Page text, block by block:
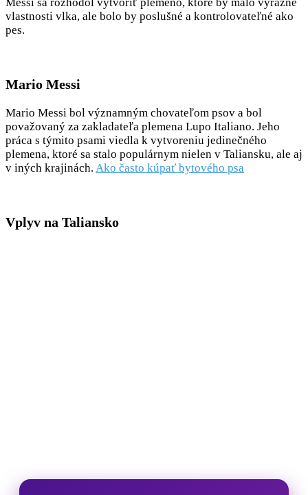
Messi sa rozhodol vytvoriť plemeno, ktoré by malo výrazné
vlastnosti vlka, ale bolo by poslušné a kontrolovateľné ako
pes.
Mario Messi
Mario Messi bol významným chovateľom psov a bol
považovaný za zakladateľa plemena Lupo Italiano. Jeho
práca s týmito psami viedla k vytvoreniu jedinečného
plemena, ktoré sa stalo populárnym nielen v Taliansku, ale aj
v iných krajinách. Ako často kúpať bytového psa
Vplyv na Taliansko